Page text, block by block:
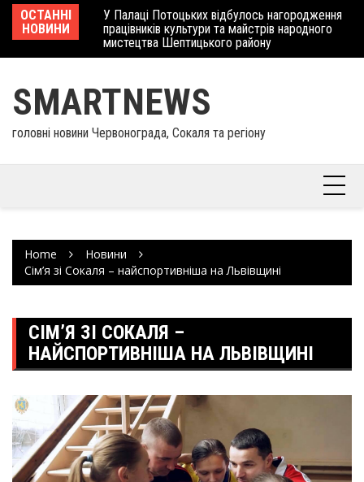
Skip
content
ОСТАННІ
НОВИНИ
У Палаці Потоцьких відбулось нагородження
працівників культури та майстрів народного
мистецтва Шептицького району
SMARTNEWS
головні новини Червонограда, Сокаля та регіону
Home
Новини
Сім’я зі Сокаля – найспортивніша на Львівщині
СІМ’Я ЗІ СОКАЛЯ –
НАЙСПОРТИВНІША НА ЛЬВІВЩИНІ